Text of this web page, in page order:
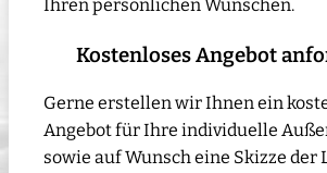
Ihren persönlichen Wünschen.
Kostenloses Angebot
Gerne erstellen wir Ihnen ein
Angebot für Ihre individuelle
sowie auf Wunsch eine Skizze der